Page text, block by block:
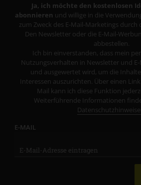
Ja, ich möchte den kostenlosen
abonnieren und willige in die
zum Zweck des E-Mail-Marketings durch
Den Newsletter oder die E-Mail-
abbestellen.
Ich bin einverstanden, dass mein
Nutzungsverhalten in Newsletter und
und ausgewertet wird, um die
Interessen auszurichten. Über einen
Mail kann ich diese Funktion
Weiterführende Informationen
E-MAIL